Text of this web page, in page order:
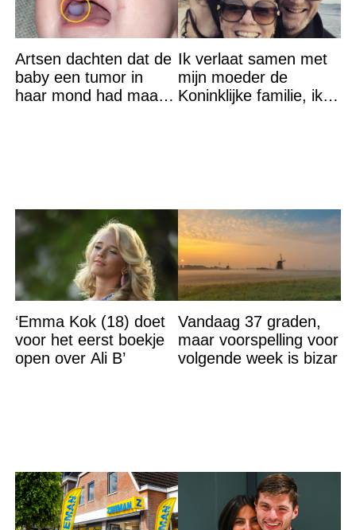
Artsen dachten dat de
baby een tumor in
haar mond had maar
Ik verlaat samen met
mijn moeder de
Koninklijke familie, ik
‘Emma Kok (18) doet
voor het eerst boekje
open over Ali B’
Vandaag 37 graden,
maar voorspelling voor
volgende week is bizar